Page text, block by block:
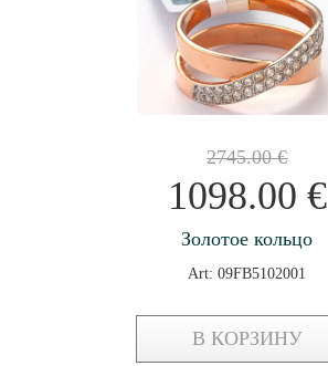
2745.00€
1098.00 €
Золотое кольцо
Art: 09FB5102001
В КОРЗИНУ